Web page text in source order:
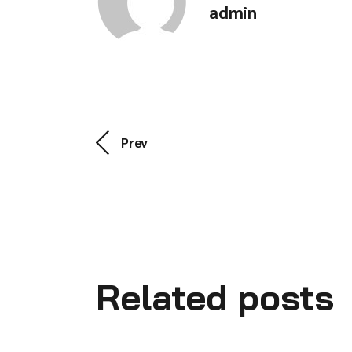
admin
Prev
Related posts